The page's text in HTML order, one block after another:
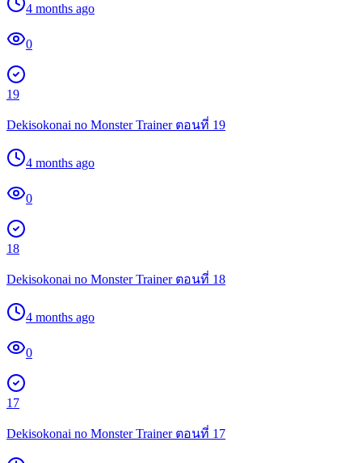
4 months ago
0
19
Dekisokonai no Monster Trainer ตอนที่ 19
4 months ago
0
18
Dekisokonai no Monster Trainer ตอนที่ 18
4 months ago
0
17
Dekisokonai no Monster Trainer ตอนที่ 17